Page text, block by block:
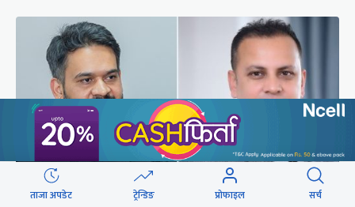
ताजा अपडेट ट्रेन्डिङ प्रोफाइल सर्च